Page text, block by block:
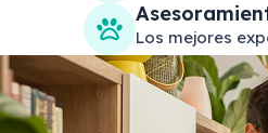
Los mejores